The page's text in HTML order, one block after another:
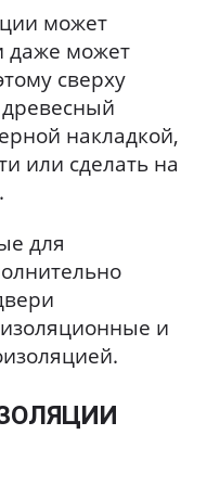
может
даже может
сверху
древесный
накладкой,
или сделать на
для
и